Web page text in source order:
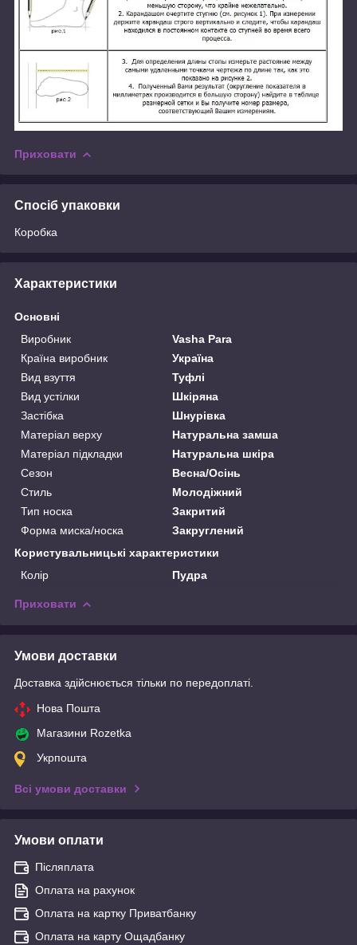
Приховати
Спосіб упаковки
Коробка
Характеристики
Основні
Виробник
Vasha Para
Країна виробник
Україна
Вид взуття
Туфлі
Вид устілки
Шкіряна
Застібка
Шнурівка
Матеріал верху
Натуральна замша
Матеріал підкладки
Натуральна шкіра
Сезон
Весна/Осінь
Стиль
Молодіжний
Тип носка
Закритий
Форма миска/носка
Закруглений
Користувальницькі характеристики
Колір
Пудра
Приховати
Умови доставки
Доставка здійснюється тільки по передоплаті.
Нова Пошта
Магазини Rozetka
Укрпошта
Всі умови доставки
Умови оплати
Післяплата
Оплата на рахунок
Оплата на картку Приватбанку
Оплата на карту Ощадбанку